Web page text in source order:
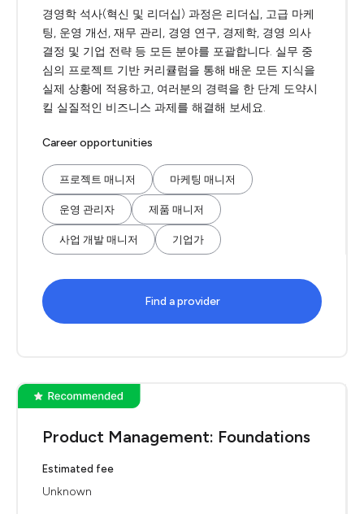
경영학 석사(혁신 및 리더십) 과정은 리더십, 고급 마케
팅, 운영 개선, 재무 관리, 경영 연구, 경제학, 경영 의사
결정 및 기업 전략 등 모든 분야를 포괄합니다. 실무 중
심의 프로젝트 기반 커리큘럼을 통해 배운 모든 지식을
실제 상황에 적용하고, 여러분의 경력을 한 단계 도약시
킬 실질적인 비즈니스 과제를 해결해 보세요.
Career opportunities
프로젝트 매니저 마케팅 매니저
운영 관리자 제품 매니저
사업 개발 매니저 기업가
Find a provider
Product Management: Foundations
Estimated fee
Unknown